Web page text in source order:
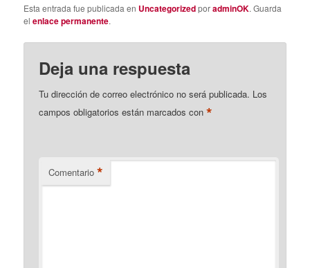
Esta entrada fue publicada en UncategorizedporadminOK. Guarda
elenlace permanente.
Deja una respuesta
Tu dirección de correo electrónico no será publicada. Los
campos obligatorios están marcados con*
Comentario *